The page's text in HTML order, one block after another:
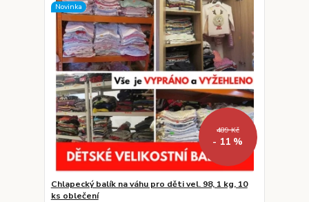
Novinka
489 Kč
- 11 %
Chlapecký balík na váhu pro děti vel. 98, 1 kg, 10
ks oblečení